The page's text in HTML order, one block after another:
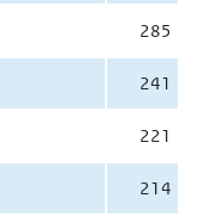
285
241
221
214